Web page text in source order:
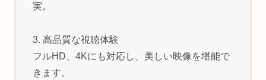
実。
3. 高品質な視聴体験
フルHD、4Kにも対応し、美しい映像を堪能で
きます。